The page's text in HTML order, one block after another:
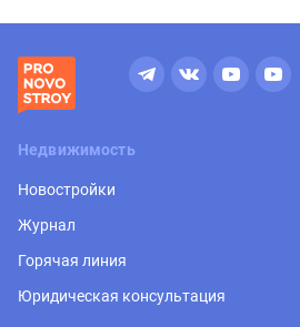
Недвижимость
Новостройки
Журнал
Горячая линия
Юридическая консультация